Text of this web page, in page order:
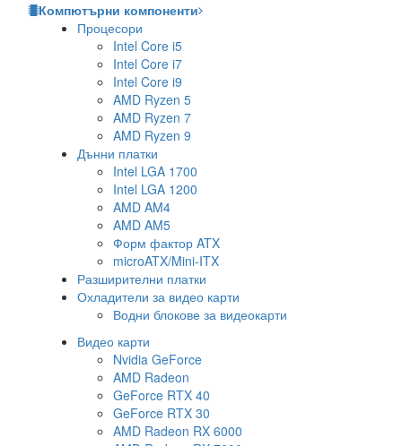
Компютърни компоненти
Процесори
Intel Core i5
Intel Core i7
Intel Core i9
AMD Ryzen 5
AMD Ryzen 7
AMD Ryzen 9
Дънни платки
Intel LGA 1700
Intel LGA 1200
AMD AM4
AMD AM5
Форм фактор ATX
microATX/Mini-ITX
Разширителни платки
Охладители за видео карти
Водни блокове за видеокарти
Видео карти
Nvidia GeForce
AMD Radeon
GeForce RTX 40
GeForce RTX 30
AMD Radeon RX 6000